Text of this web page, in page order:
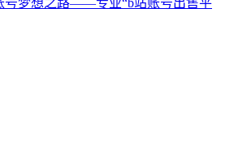
号梦想之路——专业“b站账号出售平